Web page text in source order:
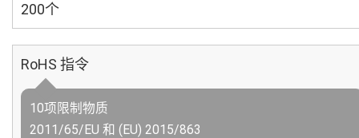
200个
RoHS 指令
10项限制物质
2011/65/EU 和 (EU) 2015/863